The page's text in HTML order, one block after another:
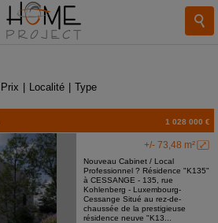
Prix Localité Type
1 028 000 €
+/- 73,48 m²
Nouveau Cabinet / Local
Professionnel ? Résidence "K135"
à CESSANGE - 135, rue
Kohlenberg - Luxembourg-
Cessange Situé au rez-de-
chaussée de la prestigieuse
résidence neuve "K13...